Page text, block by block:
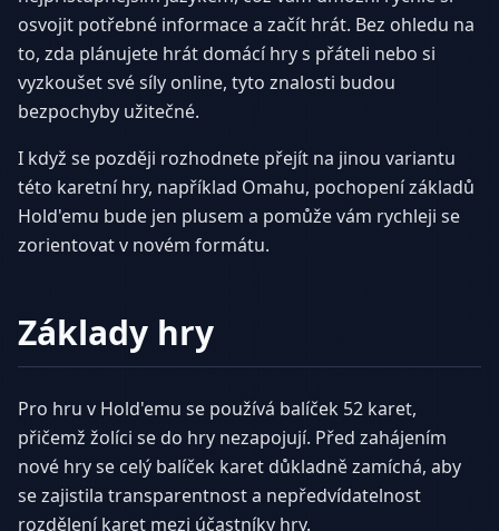
osvojit potřebné informace a začít hrát. Bez ohledu na
to, zda plánujete hrát domácí hry s přáteli nebo si
vyzkoušet své síly online, tyto znalosti budou
bezpochyby užitečné.
I když se později rozhodnete přejít na jinou variantu
této karetní hry, například Omahu, pochopení základů
Hold'emu bude jen plusem a pomůže vám rychleji se
zorientovat v novém formátu.
Základy hry
Pro hru v Hold'emu se používá balíček 52 karet,
přičemž žolíci se do hry nezapojují. Před zahájením
nové hry se celý balíček karet důkladně zamíchá, aby
se zajistila transparentnost a nepředvídatelnost
rozdělení karet mezi účastníky hry.